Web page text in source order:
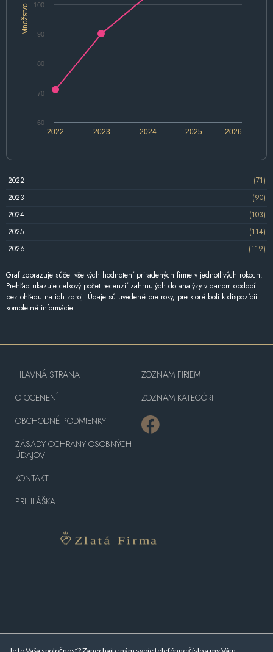
Množstvo
2022 2024 2026
2023 2025
60
70
80
90
100
2022
(71)
2023
(90)
2024
(103)
2025
(114)
2026
(119)
Graf zobrazuje súčet všetkých hodnotení priradených firme v jednotlivých rokoch.
Prehľad ukazuje celkový počet recenzií zahrnutých do analýzy v danom období
bez ohľadu na ich zdroj. Údaje sú uvedené pre roky, pre ktoré boli k dispozícii
kompletné informácie.
HLAVNÁ STRANA
O OCENENÍ
OBCHODNÉ PODMIENKY
ZÁSADY OCHRANY OSOBNÝCH
ÚDAJOV
KONTAKT
PRIHLÁŠKA
ZOZNAM FIRIEM
ZOZNAM KATEGÓRII